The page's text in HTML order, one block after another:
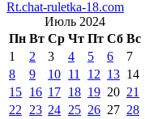
Rt.chat-ruletka-18.com
Июль 2024
Пн Вт Ср Чт Пт Сб Вс
1 2 3 4 5 6
7
8
9 10 11 12 13 14
15 16 17 18 19 20 21
22
23 24 25 26 27 28